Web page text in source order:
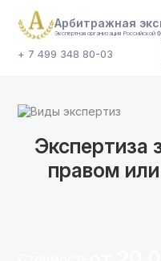
Арбитражная
Экспертная организация Российской
+ 7 499 348 80-03
Виды экспертиз
Экспертиза
правом